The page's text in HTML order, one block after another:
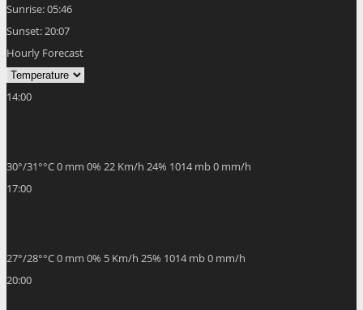
Sunrise:05:46
Sunset:20:07
Hourly Forecast
14:00
30°/31°°C0 mm 0% 22 Km/h 24% 1014 mb0 mm/h
17:00
27°/28°°C0 mm 0% 5 Km/h 25% 1014 mb0 mm/h
20:00